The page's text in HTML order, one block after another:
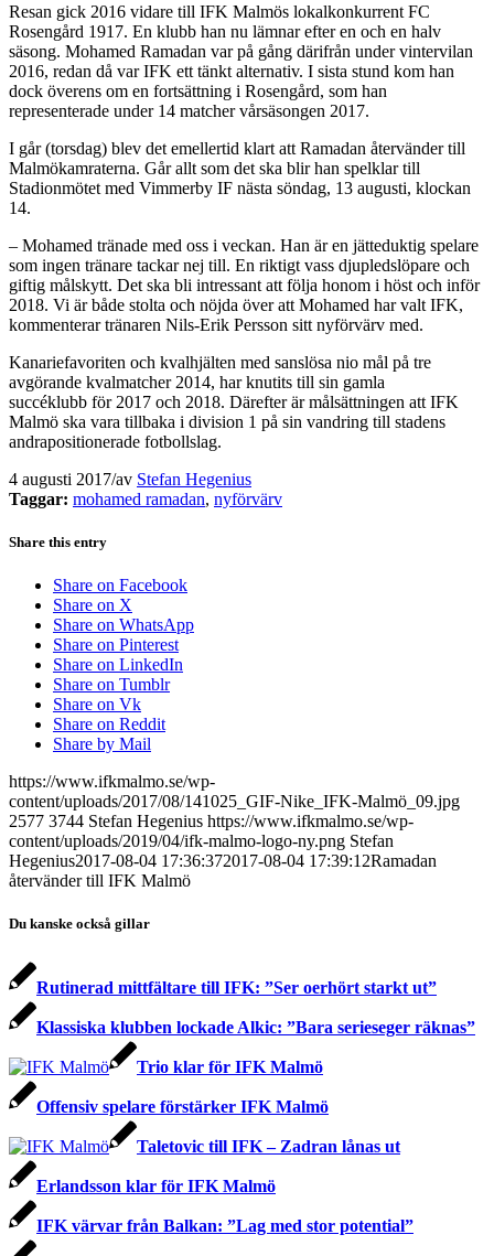
Resan gick 2016 vidare till IFK Malmös lokalkonkurrent FC
Rosengård 1917. En klubb han nu lämnar efter en och en halv
säsong. Mohamed Ramadan var på gång därifrån under vintervilan
2016, redan då var IFK ett tänkt alternativ. I sista stund kom han
dock överens om en fortsättning i Rosengård, som han
representerade under 14 matcher vårsäsongen 2017.
I går (torsdag) blev det emellertid klart att Ramadan återvänder till
Malmökamraterna. Går allt som det ska blir han spelklar till
Stadionmötet med Vimmerby IF nästa söndag, 13 augusti, klockan
14.
– Mohamed tränade med oss i veckan. Han är en jätteduktig spelare
som ingen tränare tackar nej till. En riktigt vass djupledslöpare och
giftig målskytt. Det ska bli intressant att följa honom i höst och inför
2018. Vi är både stolta och nöjda över att Mohamed har valt IFK,
kommenterar tränaren Nils-Erik Persson sitt nyförvärv med.
Kanariefavoriten och kvalhjälten med sanslösa nio mål på tre
avgörande kvalmatcher 2014, har knutits till sin gamla
succéklubb för 2017 och 2018. Därefter är målsättningen att IFK
Malmö ska vara tillbaka i division 1 på sin vandring till stadens
andrapositionerade fotbollslag.
4 augusti 2017/av Stefan Hegenius
Taggar: mohamed ramadan, nyförvärv
Share this entry
Share on Facebook
Share on X
Share on WhatsApp
Share on Pinterest
Share on LinkedIn
Share on Tumblr
Share on Vk
Share on Reddit
Share by Mail
https://www.ifkmalmo.se/wp-
content/uploads/2017/08/141025_GIF-Nike_IFK-Malmö_09.jpg
2577 3744 Stefan Hegenius https://www.ifkmalmo.se/wp-
content/uploads/2019/04/ifk-malmo-logo-ny.png Stefan
Hegenius2017-08-04 17:36:372017-08-04 17:39:12Ramadan
återvänder till IFK Malmö
Du kanske också gillar
Rutinerad mittfältare till IFK: ”Ser oerhört starkt ut”
Klassiska klubben lockade Alkic: ”Bara serieseger räknas”
Trio klar för IFK Malmö
Offensiv spelare förstärker IFK Malmö
Taletovic till IFK – Zadran lånas ut
Erlandsson klar för IFK Malmö
IFK värvar från Balkan: ”Lag med stor potential”